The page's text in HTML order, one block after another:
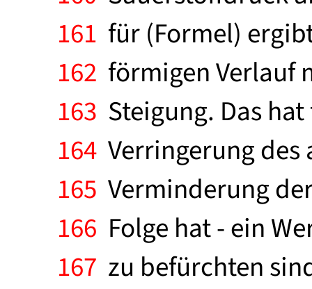
161 für (Formel)
162 förmigen Verlauf
163 Steigung. Das
164 Verringerung des
165 Verminderung
166 Folge hat - ein
167 zu befürchten